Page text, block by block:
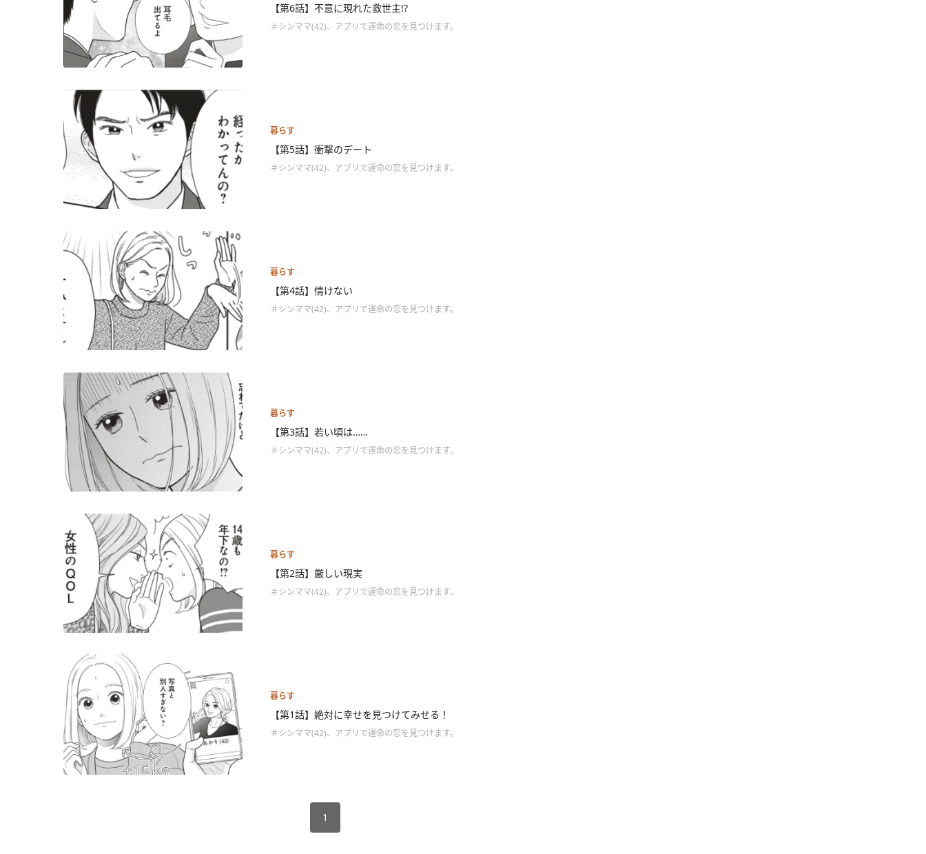
【第6話】不意に現れた救世主!?
＃シンママ(42)、アプリで運命の恋を見つけます。
暮らす
【第5話】衝撃のデート
＃シンママ(42)、アプリで運命の恋を見つけます。
暮らす
【第4話】情けない
＃シンママ(42)、アプリで運命の恋を見つけます。
暮らす
【第3話】若い頃は……
＃シンママ(42)、アプリで運命の恋を見つけます。
暮らす
【第2話】厳しい現実
＃シンママ(42)、アプリで運命の恋を見つけます。
暮らす
【第1話】絶対に幸せを見つけてみせる！
＃シンママ(42)、アプリで運命の恋を見つけます。
1